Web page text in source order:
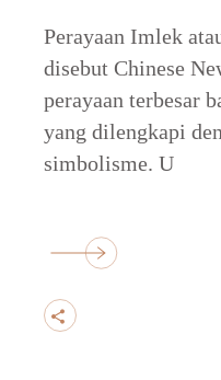
Perayaan Imlek
disebut Chinese
perayaan terbesar
yang dilengkapi
simbolisme. U